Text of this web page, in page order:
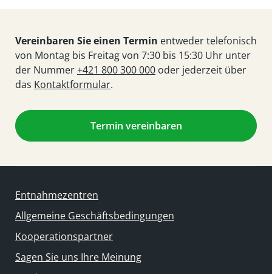
Vereinbaren Sie einen Termin entweder telefonisch
von Montag bis Freitag von 7:30 bis 15:30 Uhr unter
der Nummer+421 800 300 000 oder jederzeit über
das Kontaktformular.
Termin vereinbaren
Entnahmezentren
Allgemeine Geschäftsbedingungen
Kooperationspartner
Sagen Sie uns Ihre Meinung